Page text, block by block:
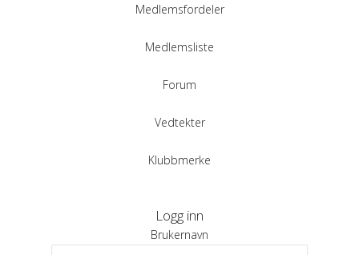
Medlemsfordeler
Medlemsliste
Forum
Vedtekter
Klubbmerke
Logg inn
Brukernavn